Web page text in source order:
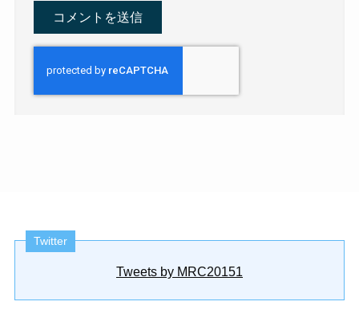
Twitter
Tweets by MRC20151